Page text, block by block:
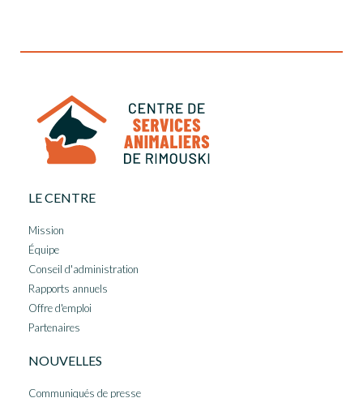
LE CENTRE
Mission
Équipe
Conseil d'administration
Rapports annuels
Offre d'emploi
Partenaires
NOUVELLES
Communiqués de presse